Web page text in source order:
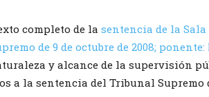
completo de la sentencia de la
de 9 de octubre de 2008;
y alcance de la supervisión
a la sentencia del Tribunal Supremo